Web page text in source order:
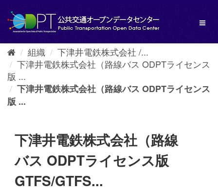
し
組織
下津井電鉄株式会社 /...
下津井電鉄株式会社（路線バス ODPTライセンス
版 ...
下津井電鉄株式会社（路線バス ODPTライセンス
版 ...
下津井電鉄株式会社（路線
バス ODPTライセンス版
GTFS/GTFS...